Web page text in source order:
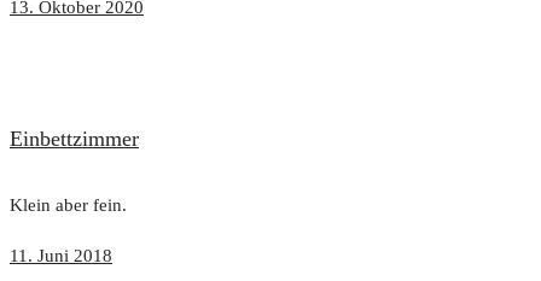
13. Oktober 2020
Einbettzimmer
Klein aber fein.
11. Juni 2018